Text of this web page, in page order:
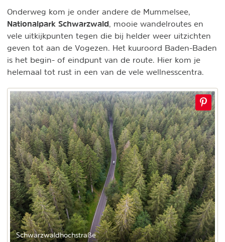
Onderweg kom je onder andere de Mummelsee,
Nationalpark Schwarzwald, mooie wandelroutes en
vele uitkijkpunten tegen die bij helder weer uitzichten
geven tot aan de Vogezen. Het kuuroord Baden-Baden
is het begin- of eindpunt van de route. Hier kom je
helemaal tot rust in een van de vele wellnesscentra.
Schwarzwaldhochstraße